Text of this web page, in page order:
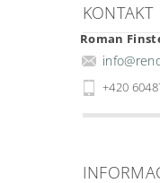
KONTAKT
Roman
info@
+420